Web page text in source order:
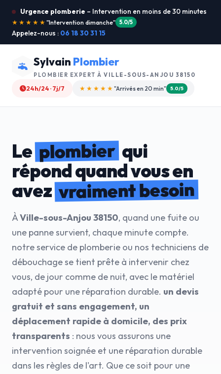
Urgence plomberie – Intervention en moins de 30 minutes
★★★★★"Je recommande !" 4.9/5
Appelez-nous : 06 18 30 31 15
Sylvain Plombier
PLOMBIER EXPERT À VILLE-SOUS-ANJOU 38150
24h/24 · 7j/7 ★★★★☆ "Devis gratuit" 4.8/5
Leplombierqui
répond quand vous en
avezvraiment besoin
ÀVille-sous-Anjou 38150, quand une fuite ou
une panne survient, chaque minute compte.
notre service de plomberie ou nos techniciens de
débouchage se tient prête à intervenir chez
vous, de jour comme de nuit, avec le matériel
adapté pour une réparation durable. un devis
gratuit et sans engagement, un
déplacement rapide à domicile, des prix
transparents : nous vous assurons une
intervention soignée et une réparation durable
dans les règles de l'art. Que ce soit pour une